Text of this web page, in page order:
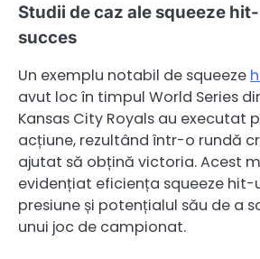
Studii de caz ale squeeze
succes
Un exemplu notabil de squeeze
avut loc în timpul World Series
Kansas City Royals au executat
acțiune, rezultând într-o rundă
ajutat să obțină victoria. Acest
evidențiat eficiența squeeze hit-
presiune și potențialul său de a
unui joc de campionat.